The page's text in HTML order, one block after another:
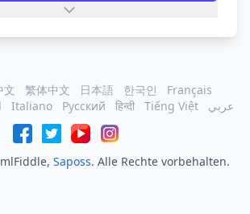
文 繁体中文 日本語 한국인
Français
Italiano Русский हिन्दी Tiếng Việt عربي
Saposs. Alle Rechte vorbehalten.